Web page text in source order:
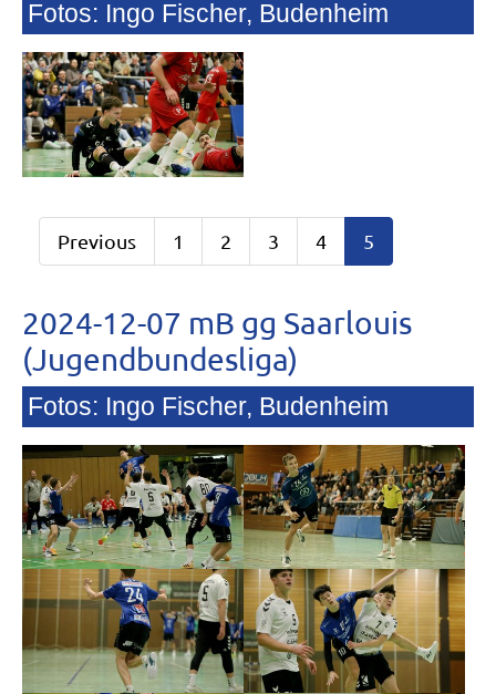
Fotos: Ingo Fischer, Budenheim
Previous 1 2 3 4 5
2024-12-07 mB gg Saarlouis
(Jugendbundesliga)
Fotos: Ingo Fischer, Budenheim